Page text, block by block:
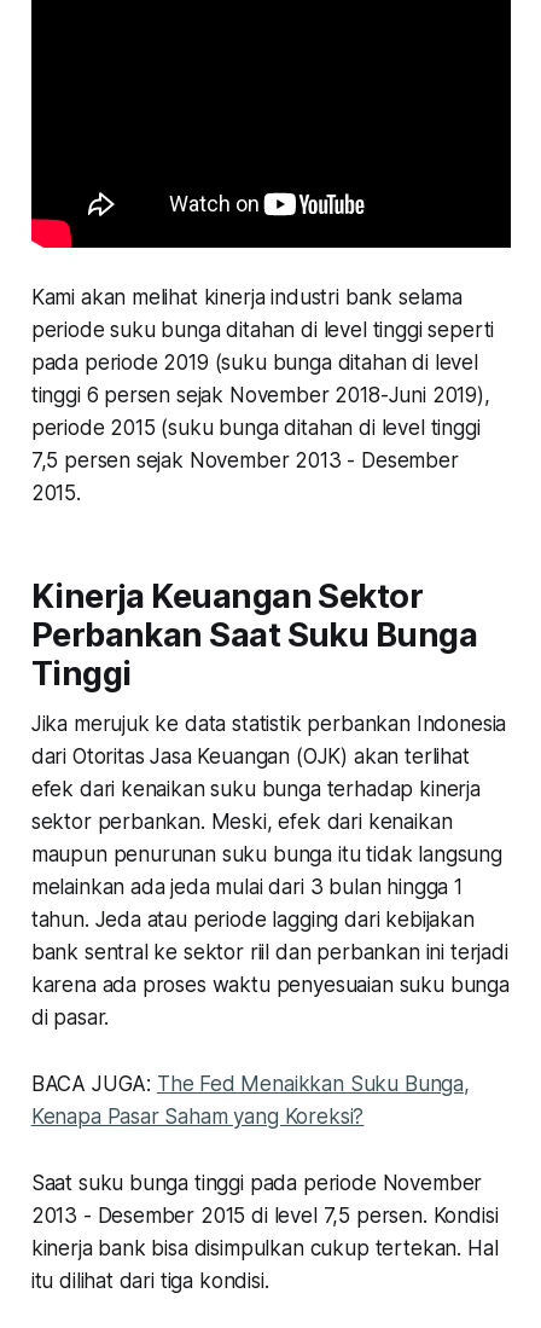
Kami akan melihat kinerja industri bank selama
periode suku bunga ditahan di level tinggi seperti
pada periode 2019 (suku bunga ditahan di level
tinggi 6 persen sejak November 2018-Juni 2019),
periode 2015 (suku bunga ditahan di level tinggi
7,5 persen sejak November 2013 - Desember
2015.
Kinerja Keuangan Sektor
Perbankan Saat Suku Bunga
Tinggi
Jika merujuk ke data statistik perbankan Indonesia
dari Otoritas Jasa Keuangan (OJK) akan terlihat
efek dari kenaikan suku bunga terhadap kinerja
sektor perbankan. Meski, efek dari kenaikan
maupun penurunan suku bunga itu tidak langsung
melainkan ada jeda mulai dari 3 bulan hingga 1
tahun. Jeda atau periode lagging dari kebijakan
bank sentral ke sektor riil dan perbankan ini terjadi
karena ada proses waktu penyesuaian suku bunga
di pasar.
BACA JUGA: The Fed Menaikkan Suku Bunga,
Kenapa Pasar Saham yang Koreksi?
Saat suku bunga tinggi pada periode November
2013 - Desember 2015 di level 7,5 persen. Kondisi
kinerja bank bisa disimpulkan cukup tertekan. Hal
itu dilihat dari tiga kondisi.